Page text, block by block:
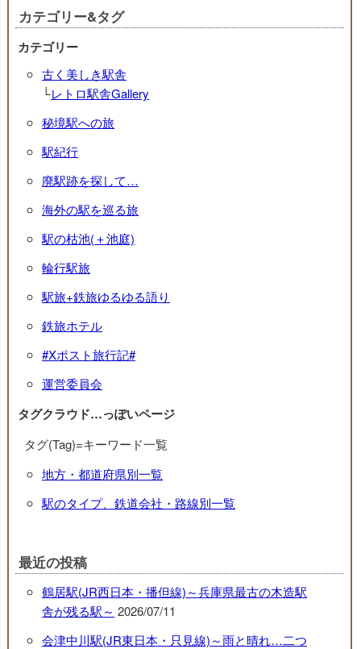
カテゴリー&タグ
カテゴリー
古く美しき駅舎
└レトロ駅舎Gallery
秘境駅への旅
駅紀行
廃駅跡を探して…
海外の駅を巡る旅
駅の枯池(＋池庭)
輪行駅旅
駅旅+鉄旅ゆるゆる語り
鉄旅ホテル
#Xポスト旅行記#
運営委員会
タグクラウド…っぽいページ
タグ(Tag)=キーワード一覧
地方・都道府県別一覧
駅のタイプ、鉄道会社・路線別一覧
最近の投稿
鶴居駅(JR西日本・播但線)～兵庫県最古の木造駅
舎が残る駅～ 2026/07/11
会津中川駅(JR東日本・只見線)～雨と晴れ…二つ